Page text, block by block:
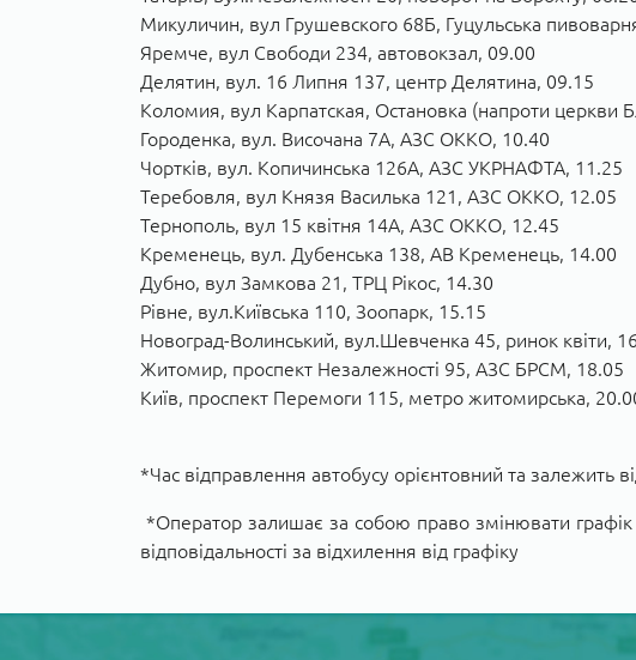
Микуличин, вул Грушевского 68Б, Гуцульська
Яремче, вул Свободи 234, автовокзал, 09.00
Делятин, вул. 16 Липня 137, центр Делятина, 09.15
Коломия, вул Карпатская, Остановка (напроти церкви
Городенка, вул. Височана 7А, АЗС ОККО, 10.40
Чортків, вул. Копичинська 126А, АЗС УКРНАФТА, 11.25
Теребовля, вул Князя Василька 121, АЗС ОККО, 12.05
Тернополь, вул 15 квітня 14А, АЗС ОККО, 12.45
Кременець, вул. Дубенська 138, АВ Кременець, 14.00
Дубно, вул Замкова 21, ТРЦ Рікос, 14.30
Рівне, вул.Київська 110, Зоопарк, 15.15
Новоград-Волинський, вул.Шевченка 45, ринок квіти,
Житомир, проспект Незалежності 95, АЗС БРСМ, 18.05
Київ, проспект Перемоги 115, метро житомирська,
*Час відправлення автобусу орієнтовний та залежить
*Оператор залишає за собою право змінювати
відповідальності за відхилення від графіку